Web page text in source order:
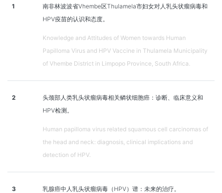
1
南非林波波省Vhembe区Thulamela市妇女对人乳头状瘤病毒和
HPV疫苗的认识和态度。
Knowledge and Attitudes of Women towards Human
Papilloma Virus and HPV Vaccine in Thulamela Municipality
of Vhembe District in Limpopo Province, South Africa.
2
头颈部人类乳头状瘤病毒相关鳞状细胞癌：诊断、临床意义和
HPV检测。
Human papilloma virus related squamous cell carcinomas of
the head and neck: diagnosis, clinical implications and
detection of HPV.
3 乳腺癌中人乳头状瘤病毒（HPV）谱：未来的治疗。